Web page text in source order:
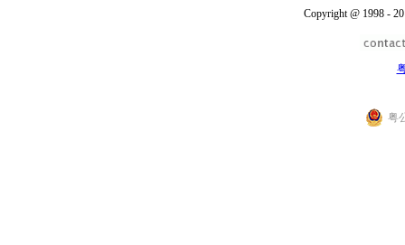
Copyright @ 1998 -
粤